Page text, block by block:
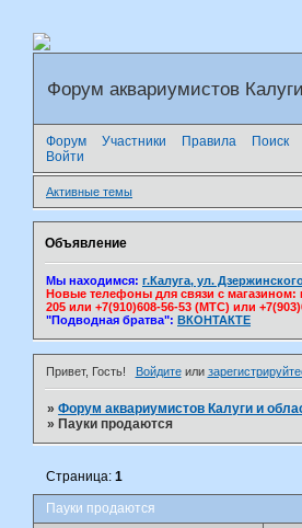
Форум аквариумистов
Форум Участники Правила Поиск
Войти
Активные темы
Объявление
Мы находимся: г.Калуга, ул.
Новые телефоны для связи с магазином:
205 или +7(910)608-56-53 (МТС) или
"Подводная братва": ВКОНТАКТЕ
Привет, Гость! Войдитеили
»Форум аквариумистов Калуги и
» Пауки продаются
Пауки продаются
Страница:1